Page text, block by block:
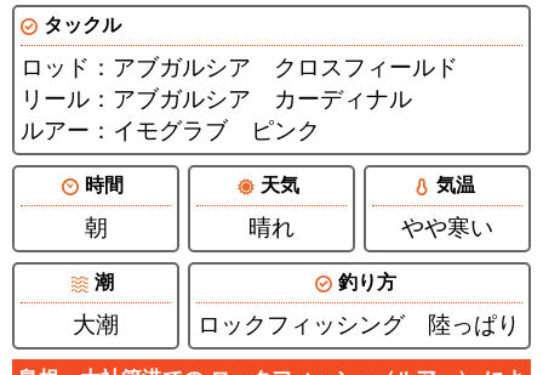
タックル
ロッド：アブガルシア クロスフィールド
リール：アブガルシア カーディナル
ルアー：イモグラブ ピンク
時間
朝
天気
晴れ
気温
やや寒い
潮
大潮
釣り方
ロックフィッシング 陸っぱり